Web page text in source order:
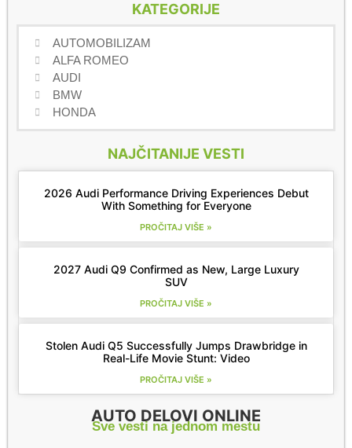
KATEGORIJE
AUTOMOBILIZAM
ALFA ROMEO
AUDI
BMW
HONDA
NAJČITANIJE VESTI
2026 Audi Performance Driving Experiences Debut
With Something for Everyone
PROČITAJ VIŠE »
2027 Audi Q9 Confirmed as New, Large Luxury
SUV
PROČITAJ VIŠE »
Stolen Audi Q5 Successfully Jumps Drawbridge in
Real-Life Movie Stunt: Video
PROČITAJ VIŠE »
AUTO DELOVI ONLINE
Sve vesti na jednom mestu